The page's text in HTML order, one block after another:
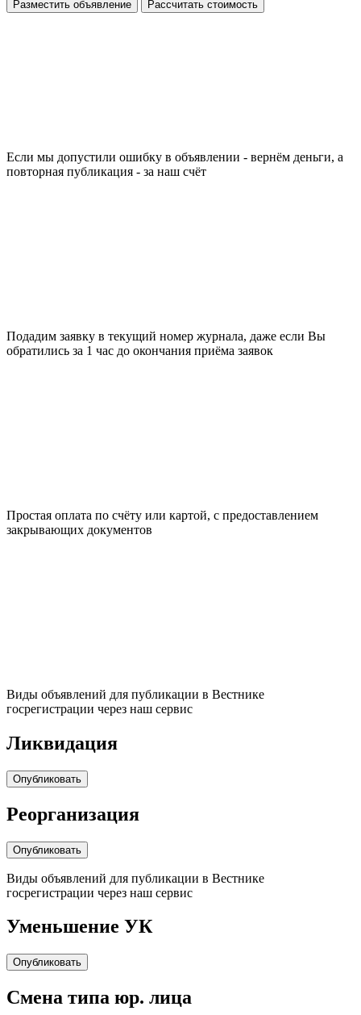
Разместить объявление Рассчитать стоимость
Если мы допустили ошибку в объявлении - вернём деньги, а
повторная публикация - за наш счёт
Подадим заявку в текущий номер журнала, даже если Вы
обратились за 1 час до окончания приёма заявок
Простая оплата по счёту или картой, с предоставлением
закрывающих документов
Виды объявлений для публикации в Вестнике
госрегистрации через наш сервис
Ликвидация
Опубликовать
Реорганизация
Опубликовать
Виды объявлений для публикации в Вестнике
госрегистрации через наш сервис
Уменьшение УК
Опубликовать
Cмена типа юр. лица